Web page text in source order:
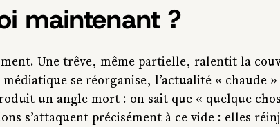
maintenant ?
Une trêve, même partielle, ralentit la
médiatique se réorganise, l’actualité « chaude
un angle mort : on sait que « quelque
s’attaquent précisément à ce vide : elles